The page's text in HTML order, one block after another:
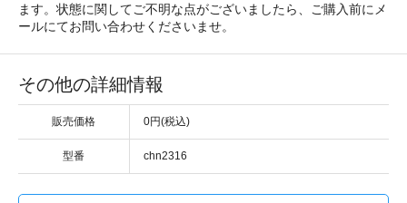
ます。状態に関してご不明な点がございましたら、ご購入前にメ
ールにてお問い合わせくださいませ。
その他の詳細情報
販売価格 0円(税込)
型番 chn2316